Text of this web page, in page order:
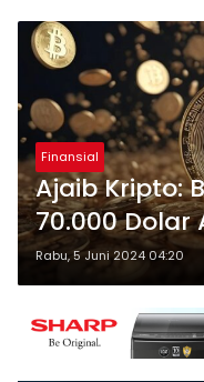
Finansial
Ajaib Kripto:
70.000 Dolar
Rabu, 5 Juni 2024 04:20